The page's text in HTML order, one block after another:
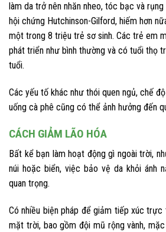
làm da trở nên nhăn nheo, tóc bạc và
hội chứng Hutchinson-Gilford, hiếm hơn
một trong 8 triệu trẻ sơ sinh. Các trẻ em
phát triển như bình thường và có tuổi thọ
tuổi.
Các yếu tố khác như thói quen ngủ, chế
uống cà phê cũng có thể ảnh hưởng đến
CÁCH GIẢM LÃO HÓA
Bất kể bạn làm hoạt động gì ngoài trời,
núi hoặc biển, việc bảo vệ da khỏi ánh
quan trọng.
Có nhiều biện pháp để giảm tiếp xúc trực
mặt trời, bao gồm đội mũ rộng vành,